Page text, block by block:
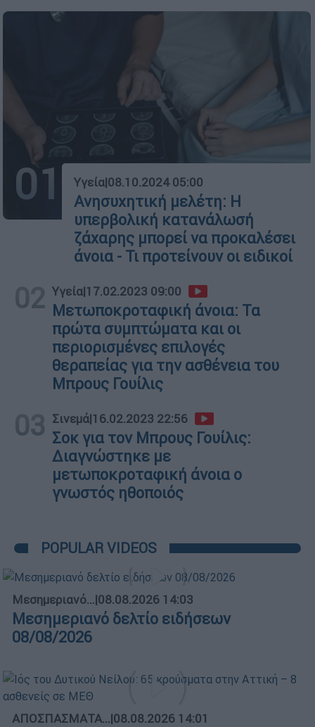
01 Υγεία|08.10.2024 05:00
Ανησυχητική μελέτη: Η
υπερβολική κατανάλωσή
ζάχαρης μπορεί να προκαλέσει
άνοια - Τι προτείνουν οι ειδικοί
02 Υγεία|17.02.2023 09:00
Mετωποκροταφική άνοια: Τα
πρώτα συμπτώματα και οι
περιορισμένες επιλογές
θεραπείας για την ασθένεια του
Μπρους Γουίλις
03 Σινεμά|16.02.2023 22:56
Σοκ για τον Μπρους Γουίλις:
Διαγνώστηκε με
μετωποκροταφική άνοια ο
γνωστός ηθοποιός
POPULAR VIDEOS
Μεσημεριανό...|08.08.2026 14:03
Μεσημεριανό δελτίο ειδήσεων
08/08/2026
ΑΠΟΣΠΑΣΜΑΤΑ...|08.08.2026 14:01